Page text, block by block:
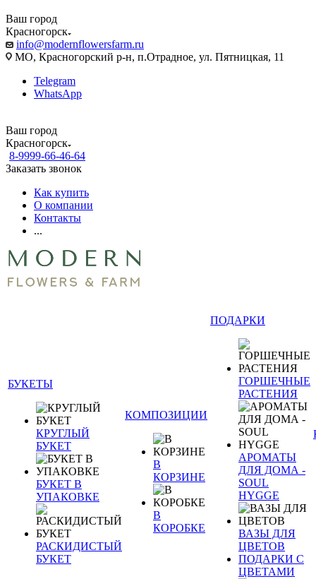
Ваш город
Красногорск
info@modernflowersfarm.ru
МО, Красногорский р-н, п.Отрадное, ул. Пятницкая, 11
Telegram
WhatsApp
Ваш город
Красногорск
8-9999-66-46-64
Заказать звонок
Как купить
О компании
Контакты
...
БУКЕТЫ
КРУГЛЫЙ
БУКЕТ
БУКЕТ В
УПАКОВКЕ
РАСКИДИСТЫЙ
БУКЕТ
КОМПОЗИЦИИ
В
КОРЗИНЕ
В
КОРОБКЕ
ПОДАРКИ
ГОРШЕЧНЫЕ
РАСТЕНИЯ
АРОМАТЫ
ДЛЯ ДОМА -
SOUL
HYGGE
ВАЗЫ ДЛЯ
ЦВЕТОВ
ПОДАРКИ С
ЦВЕТАМИ